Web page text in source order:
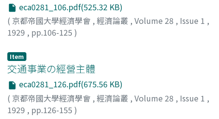
eca0281_106.pdf(525.32 KB)
( 京都帝國大學經濟學會 , 經濟論叢 , Volume 28 , Issue 1 ,
1929 , pp.106-125 )
Item
交通事業の經營主體
eca0281_126.pdf(675.56 KB)
( 京都帝國大學經濟學會 , 經濟論叢 , Volume 28 , Issue 1 ,
1929 , pp.126-155 )